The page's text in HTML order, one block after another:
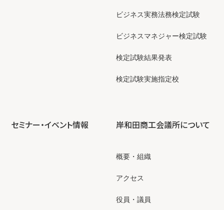
ビジネス実務法務検定試験
ビジネスマネジャー検定試験
検定試験結果発表
検定試験実施指定校
セミナー・イベント情報 岸和田商工会議所について
概要・組織
アクセス
役員・議員